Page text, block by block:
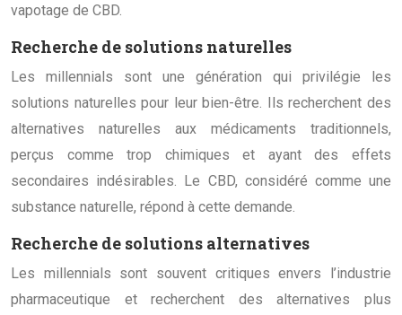
vapotage de CBD.
Recherche de solutions naturelles
Les millennials sont une génération qui privilégie les
solutions naturelles pour leur bien-être. Ils recherchent des
alternatives naturelles aux médicaments traditionnels,
perçus comme trop chimiques et ayant des effets
secondaires indésirables. Le CBD, considéré comme une
substance naturelle, répond à cette demande.
Recherche de solutions alternatives
Les millennials sont souvent critiques envers l’industrie
pharmaceutique et recherchent des alternatives plus